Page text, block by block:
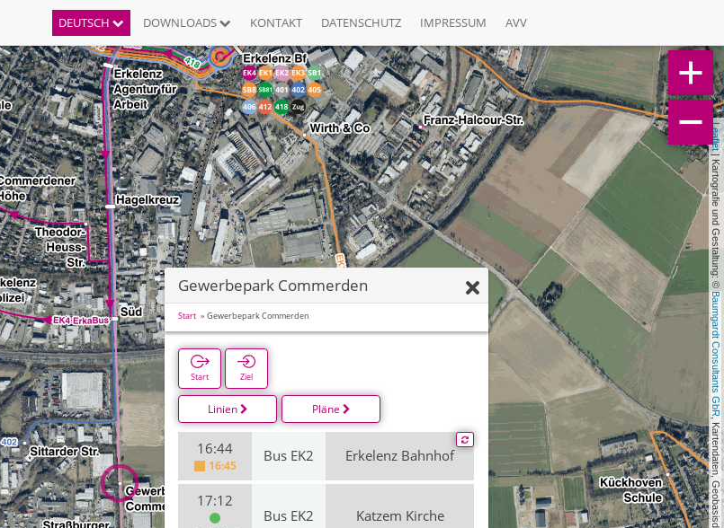
DEUTSCH DOWNLOADS KONTAKT DATENSCHUTZ IMPRESSUM AVV
Leaflet
| Kartografie und Gestaltung: ©
Baumgardt Consultants GbR
, Kartendaten, Geobasisdaten: ©
Gewerbepark Commerden
Start Gewerbepark Commerden
Start Ziel
Linien Pläne
16:44
16:45
Bus EK2 Erkelenz Bahnhof
17:12
Bus EK2 Katzem Kirche